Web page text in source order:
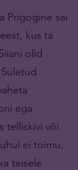
Prigogine sai
kus ta
olid
ega
telliskivi või
ei toimu,
teisele